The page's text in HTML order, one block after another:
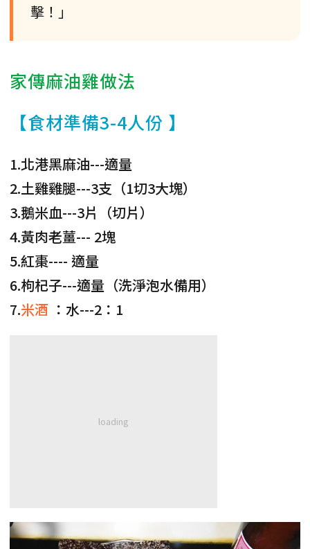
擊！」
家傳麻油雞做法
【食材準備3-4人份 】
1.北港黑麻油---適量
2.土雞雞腿---3支（1切3大塊）
3.鵝米血---3片（切片）
4.黃肉老薑--- 2塊
5.紅棗---- 適量
6.枸杞子---適量（洗淨泡水備用）
7.米酒 ：水---2：1